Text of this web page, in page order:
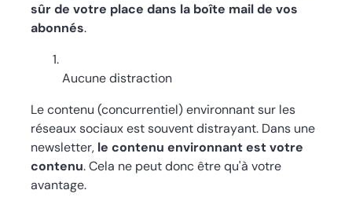
sûr de votre place dans la boîte mail de vos
abonnés.
Aucune distraction
Le contenu (concurrentiel) environnant sur les
réseaux sociaux est souvent distrayant. Dans une
newsletter, le contenu environnant est votre
contenu. Cela ne peut donc être qu'à votre
avantage.